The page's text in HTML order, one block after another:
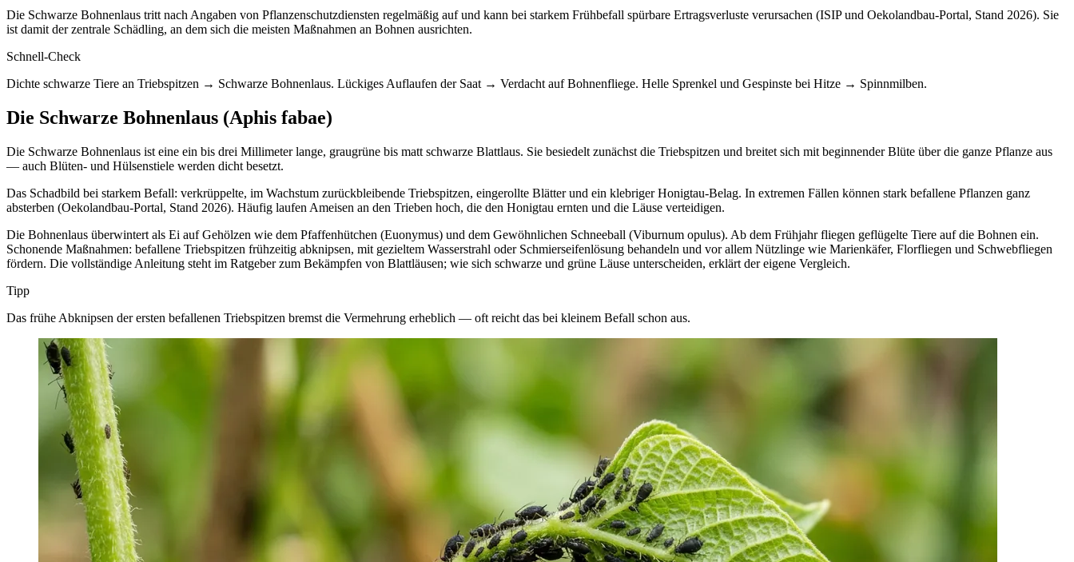
Die Schwarze Bohnenlaus tritt nach Angaben von Pflanzenschutzdiensten regelmäßig auf und kann bei starkem Frühbefall spürbare Ertragsverluste verursachen (ISIP und Oekolandbau-Portal, Stand 2026). Sie
ist damit der zentrale Schädling, an dem sich die meisten Maßnahmen an Bohnen ausrichten.
Schnell-Check
Dichte schwarze Tiere an Triebspitzen → Schwarze Bohnenlaus. Lückiges Auflaufen der Saat → Verdacht auf Bohnenfliege. Helle Sprenkel und Gespinste bei Hitze → Spinnmilben.
Die Schwarze Bohnenlaus (Aphis fabae)
Die Schwarze Bohnenlaus ist eine ein bis drei Millimeter lange, graugrüne bis matt schwarze Blattlaus. Sie besiedelt zunächst die Triebspitzen und breitet sich mit beginnender Blüte über die ganze Pflanze aus
— auch Blüten- und Hülsenstiele werden dicht besetzt.
Das Schadbild bei starkem Befall: verkrüppelte, im Wachstum zurückbleibende Triebspitzen, eingerollte Blätter und ein klebriger Honigtau-Belag. In extremen Fällen können stark befallene Pflanzen ganz
absterben (Oekolandbau-Portal, Stand 2026). Häufig laufen Ameisen an den Trieben hoch, die den Honigtau ernten und die Läuse verteidigen.
Die Bohnenlaus überwintert als Ei auf Gehölzen wie dem Pfaffenhütchen (Euonymus) und dem Gewöhnlichen Schneeball (Viburnum opulus). Ab dem Frühjahr fliegen geflügelte Tiere auf die Bohnen ein.
Schonende Maßnahmen: befallene Triebspitzen frühzeitig abknipsen, mit gezieltem Wasserstrahl oder Schmierseifenlösung behandeln und vor allem Nützlinge wie Marienkäfer, Florfliegen und Schwebfliegen
fördern. Die vollständige Anleitung steht im Ratgeber zum Bekämpfen von Blattläusen; wie sich schwarze und grüne Läuse unterscheiden, erklärt der eigene Vergleich.
Tipp
Das frühe Abknipsen der ersten befallenen Triebspitzen bremst die Vermehrung erheblich — oft reicht das bei kleinem Befall schon aus.